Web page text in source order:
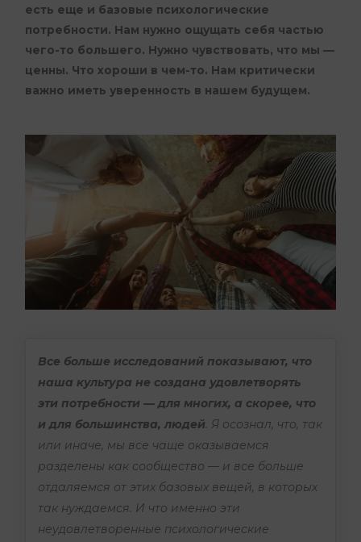
есть еще и базовые психологические
потребности. Нам нужно ощущать себя частью
чего-то большего. Нужно чувствовать, что мы —
ценны. Что хороши в чем-то. Нам критически
важно иметь уверенность в нашем будущем.
Все больше исследований показывают, что
наша культура не создана удовлетворять
эти потребности — для многих, а скорее, что
и для большинства, людей. Я осознал, что, так
или иначе, мы все чаще оказываемся
разделены как сообщество — и все больше
отдаляемся от этих базовых вещей, в которых
так нуждаемся. И что именно эти
неудовлетворенные психологические